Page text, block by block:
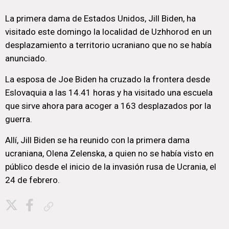
La primera dama de Estados Unidos, Jill Biden, ha
visitado este domingo la localidad de Uzhhorod en un
desplazamiento a territorio ucraniano que no se había
anunciado.
La esposa de Joe Biden ha cruzado la frontera desde
Eslovaquia a las 14.41 horas y ha visitado una escuela
que sirve ahora para acoger a 163 desplazados por la
guerra.
Allí, Jill Biden se ha reunido con la primera dama
ucraniana, Olena Zelenska, a quien no se había visto en
público desde el inicio de la invasión rusa de Ucrania, el
24 de febrero.